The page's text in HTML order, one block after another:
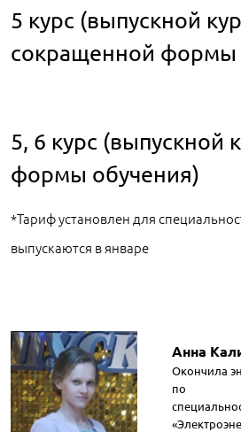
5 курс (выпускной
сокращенной формы
5, 6 курс (выпускной
формы обучения)
*Тариф установлен для
выпускаются в январе
Анна
Окончила
по